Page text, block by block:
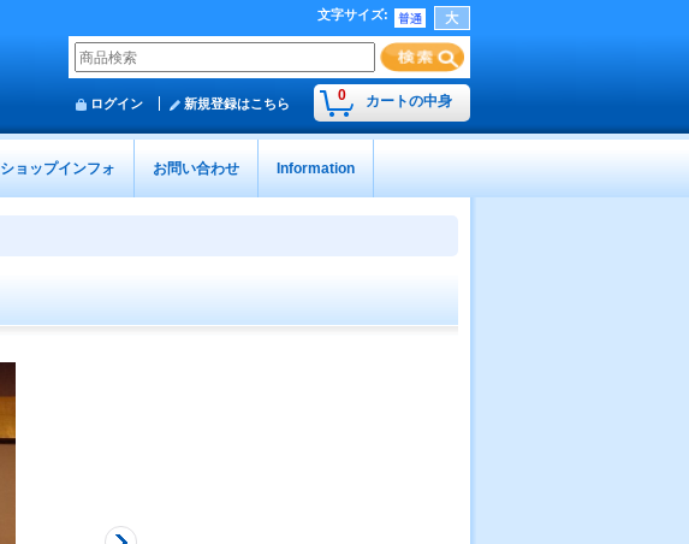
文字サイズ:
0 カートの中身
ログイン 新規登録はこちら
ショップインフォ お問い合わせ Information